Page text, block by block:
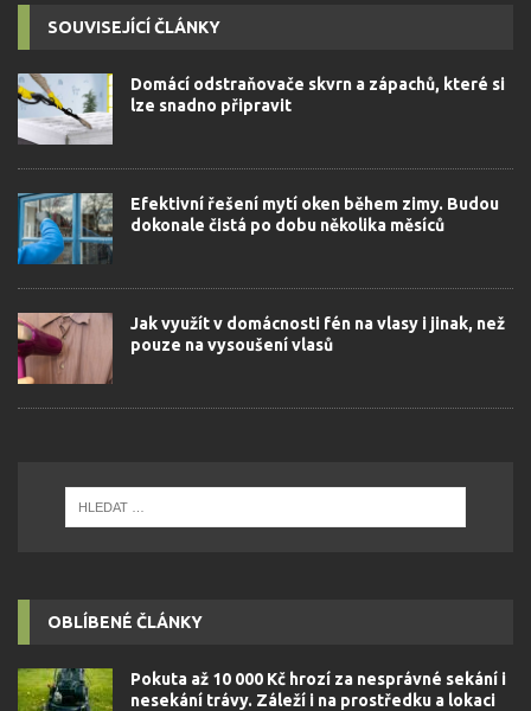
SOUVISEJÍCÍ ČLÁNKY
Domácí odstraňovače skvrn a zápachů, které si
lze snadno připravit
Efektivní řešení mytí oken během zimy. Budou
dokonale čistá po dobu několika měsíců
Jak využít v domácnosti fén na vlasy i jinak, než
pouze na vysoušení vlasů
OBLÍBENÉ ČLÁNKY
Pokuta až 10 000 Kč hrozí za nesprávné sekání i
nesekání trávy. Záleží i na prostředku a lokaci